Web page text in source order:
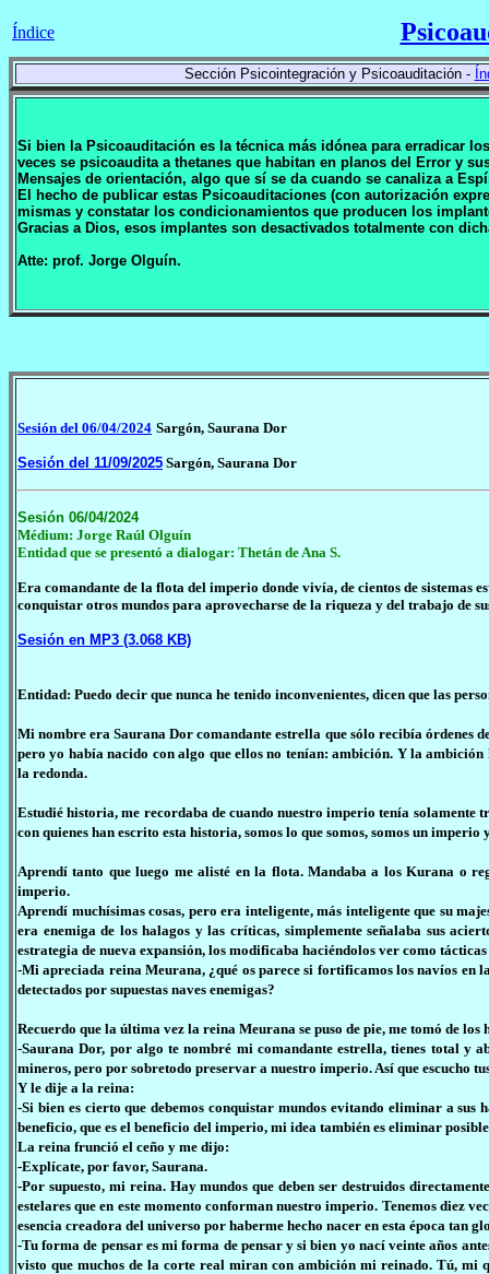
Índice
Sección Psicointegración y Psicoauditación -
Si bien la Psicoauditación es la técnica más idónea para erradicar
veces se psicoaudita a thetanes que habitan en planos del Error y
Mensajes de orientación, algo que sí se da cuando se canaliza a
El hecho de publicar estas Psicoauditaciones (con autorización
mismas y constatar los condicionamientos que producen los
Gracias a Dios, esos implantes son desactivados totalmente con
Atte: prof. Jorge Olguín.
Sesión del 06/04/2024 Sargón, Saurana Dor
Sesión del 11/09/2025 Sargón, Saurana Dor
Sesión 06/04/2024
Médium: Jorge Raúl Olguín
Entidad que se presentó a dialogar: Thetán de Ana S.
Era comandante de la flota del imperio donde vivía, de cientos de sistemas
conquistar otros mundos para aprovecharse de la riqueza y del trabajo de
Sesión en MP3 (3.068 KB)
Entidad: Puedo decir que nunca he tenido inconvenientes, dicen que las
Mi nombre era Saurana Dor comandante estrella que sólo recibía órdenes
pero yo había nacido con algo que ellos no tenían: ambición. Y la
la redonda.
Estudié historia, me recordaba de cuando nuestro imperio tenía solamente
con quienes han escrito esta historia, somos lo que somos, somos un imperio
Aprendí tanto que luego me alisté en la flota. Mandaba a los Kurana o
imperio.
Aprendí muchísimas cosas, pero era inteligente, más inteligente que su
era enemiga de los halagos y las críticas, simplemente señalaba sus
estrategia de nueva expansión, los modificaba haciéndolos ver como
-Mi apreciada reina Meurana, ¿qué os parece si fortificamos los navíos en
detectados por supuestas naves enemigas?
Recuerdo que la última vez la reina Meurana se puso de pie, me tomó de
-Saurana Dor, por algo te nombré mi comandante estrella, tienes total y
mineros, pero por sobretodo preservar a nuestro imperio. Así que escucho
Y le dije a la reina:
-Si bien es cierto que debemos conquistar mundos evitando eliminar a
beneficio, que es el beneficio del imperio, mi idea también es eliminar
La reina frunció el ceño y me dijo:
-Explícate, por favor, Saurana.
-Por supuesto, mi reina. Hay mundos que deben ser destruidos
estelares que en este momento conforman nuestro imperio. Tenemos diez
esencia creadora del universo por haberme hecho nacer en esta época tan
-Tu forma de pensar es mi forma de pensar y si bien yo nací veinte años
visto que muchos de la corte real miran con ambición mi reinado. Tú, mi